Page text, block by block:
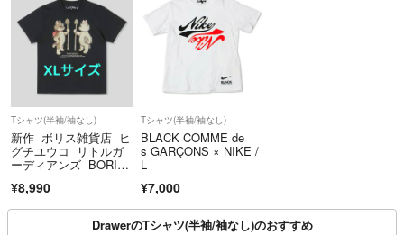
Tシャツ(半袖/袖なし)
新作 ボリス雑貨店 ヒ
グチユウコ リトルガ
ーディアンズ BORIS
¥8,990
Tシャツ(半袖/袖なし)
BLACK COMME de
s GARÇONS × NIKE /
L
¥7,000
DrawerのTシャツ(半袖/袖なし)のおすすめ